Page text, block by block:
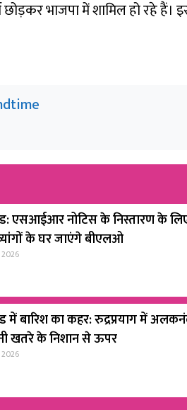
छोड़कर भाजपा में शामिल हो रहे
एसआईआर नोटिस के निस्तारण के
के घर जाएंगे बीएलओ
में बारिश का कहर: रुद्रप्रयाग में
खतरे के निशान से ऊपर